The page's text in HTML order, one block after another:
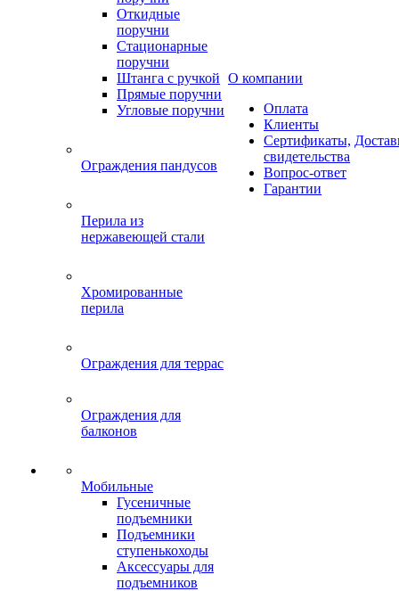
Откидные
поручни
Стационарные
поручни
Штанга с ручкой
Прямые поручни
Угловые поручни
Ограждения пандусов
Перила из
нержавеющей стали
Хромированные
перила
Ограждения для террас
Ограждения для
балконов
Мобильные
Гусеничные
подъемники
Подъемники
ступенькоходы
Аксессуары для
подъемников
О компании
Оплата
Клиенты
Сертификаты,
свидетельства
Вопрос-ответ
Гарантии